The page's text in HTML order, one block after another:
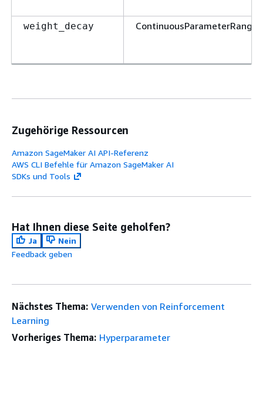
weight_decay ContinuousParameterRange
Zugehörige Ressourcen
Amazon SageMaker AI API-Referenz
AWS CLI Befehle für Amazon SageMaker AI
SDKs und Tools
Hat Ihnen diese Seite geholfen?
Ja
Nein
Feedback geben
Nächstes Thema: Verwenden von Reinforcement
Learning
Vorheriges Thema: Hyperparameter